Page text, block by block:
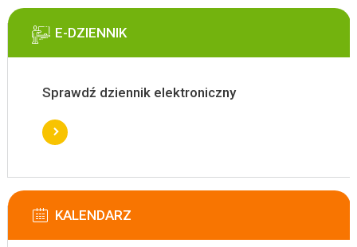
E-DZIENNIK
Sprawdź dziennik elektroniczny
KALENDARZ